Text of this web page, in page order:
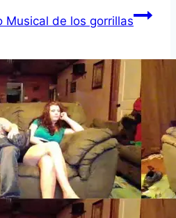
Musical de los gorrillas